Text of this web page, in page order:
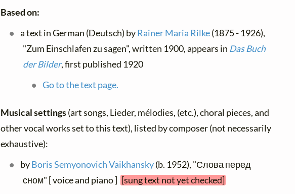
Based on:
a text in German (Deutsch) byRainer Maria Rilke(1875 - 1926),
"Zum Einschlafen zu sagen", written 1900, appears in Das Buch
der Bilder, first published 1920
Go to the text page.
Musical settings(art songs, Lieder, mélodies, (etc.), choral pieces, and
other vocal works set to this text), listed by composer (not necessarily
exhaustive):
byBoris Semyonovich Vaikhansky(b. 1952), "Слова перед
сном" [ voice and piano ] [sung text not yet checked]